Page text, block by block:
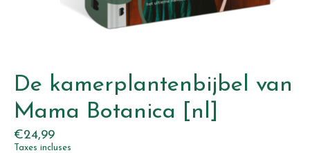
De kamerplantenbijbel van
Mama Botanica [nl]
€24,99
Taxes incluses